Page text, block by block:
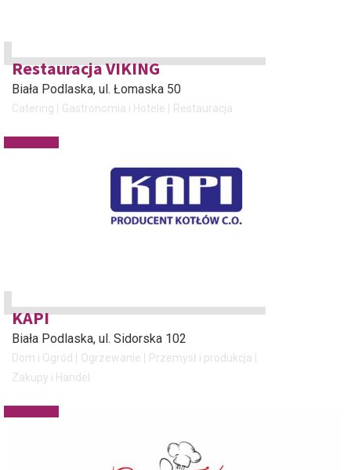
Restauracja VIKING
Biała Podlaska, ul. Łomaska 50
Catering Gastronomia i Hotele Restauracja
KAPI
Biała Podlaska, ul. Sidorska 102
Dom i Ogród Ogrzewanie
Przemysł i produkcja
Zakupy i Handel